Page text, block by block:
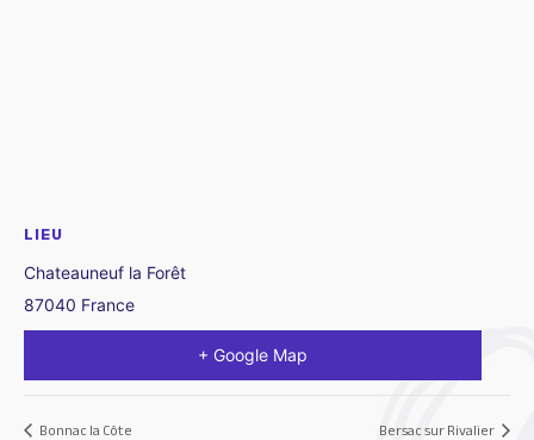
LIEU
Chateauneuf la Forêt
87040 France
+ Google Map
Bonnac la Côte Bersac sur Rivalier